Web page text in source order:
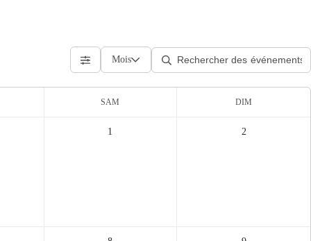
Mois
SAM DIM
1 2